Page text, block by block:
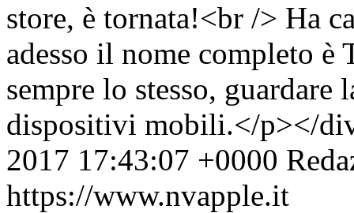
store, è tornata!<br /> Ha
adesso il nome completo
sempre lo stesso,
dispositivi mobili.</p></
2017 17:43:07 +0000
https://www.nvapple.it